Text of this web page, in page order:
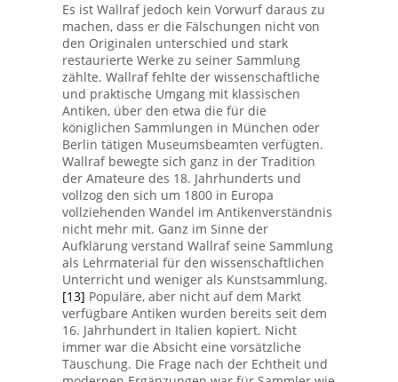
Es ist Wallraf jedoch kein Vorwurf daraus zu
machen, dass er die Fälschungen nicht von
den Originalen unterschied und stark
restaurierte Werke zu seiner Sammlung
zählte. Wallraf fehlte der wissenschaftliche
und praktische Umgang mit klassischen
Antiken, über den etwa die für die
königlichen Sammlungen in München oder
Berlin tätigen Museumsbeamten verfügten.
Wallraf bewegte sich ganz in der Tradition
der Amateure des 18. Jahrhunderts und
vollzog den sich um 1800 in Europa
vollziehenden Wandel im Antikenverständnis
nicht mehr mit. Ganz im Sinne der
Aufklärung verstand Wallraf seine Sammlung
als Lehrmaterial für den wissenschaftlichen
Unterricht und weniger als Kunstsammlung.
[13] Populäre, aber nicht auf dem Markt
verfügbare Antiken wurden bereits seit dem
16. Jahrhundert in Italien kopiert. Nicht
immer war die Absicht eine vorsätzliche
Täuschung. Die Frage nach der Echtheit und